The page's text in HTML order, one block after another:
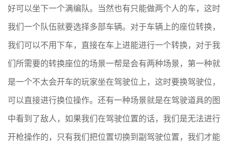
好可以坐下一个满编队。当然也有只能做两个人的车，这时
我们一个队伍就要选择多部车辆。对于车辆上的座位转换，
我们可以不用下车，直接在车上进能进行一个转换，对于我
们所需要的转换座位的场景一帮是会有两种场景，第一种就
是一个不太会开车的玩家坐在驾驶位上，这时要换驾驶位，
可以直接进行换位操作。还有一种场景就是在驾驶道具的图
中看到了敌人，如果我们在驾驶位置的话，我们是无法进行
开枪操作的，只有我们把位置切换到副驾驶位置，我们才能